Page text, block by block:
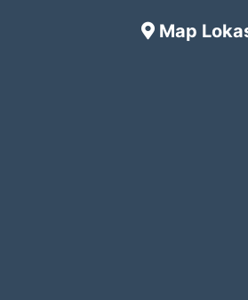
Map